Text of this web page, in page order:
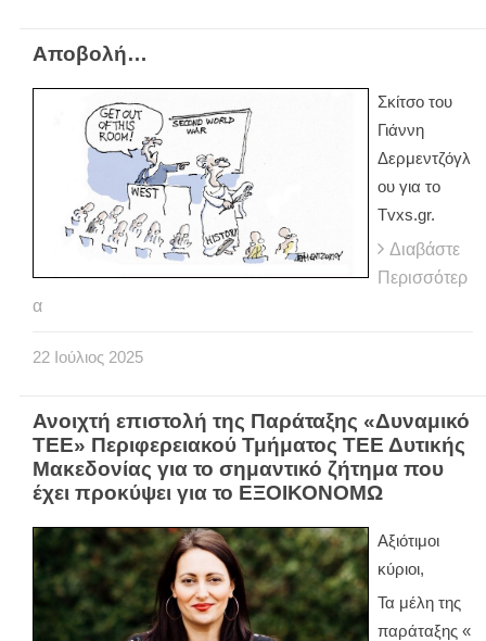
Αποβολή…
Σκίτσο του
Γιάννη
Δερμεντζόγλ
ου για το
Tvxs.gr.
Διαβάστε
Περισσότερ
α
22 Ιούλιος 2025
Ανοιχτή επιστολή της Παράταξης «Δυναμικό
ΤΕΕ» Περιφερειακού Τμήματος ΤΕΕ Δυτικής
Μακεδονίας για το σημαντικό ζήτημα που
έχει προκύψει για το ΕΞΟΙΚΟΝΟΜΩ
Αξιότιμοι
κύριοι,
Τα μέλη της
παράταξης «